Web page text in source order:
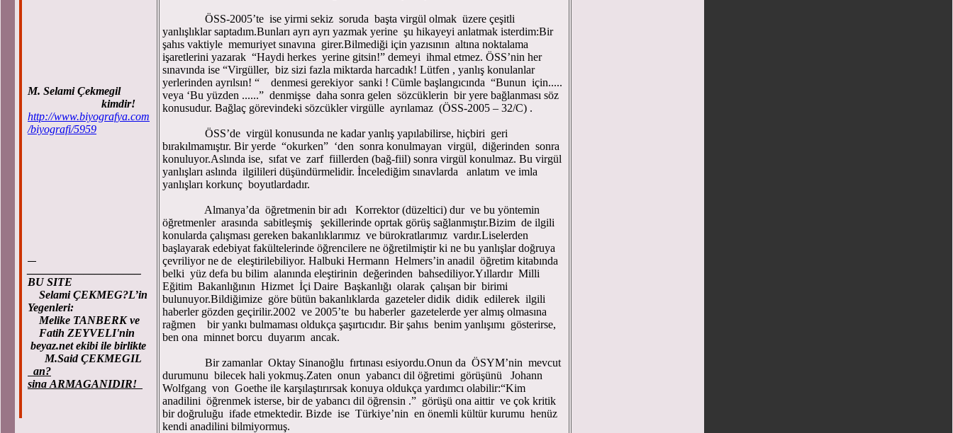
M. Selami Çekmegil
kimdir!
http://www.biyografya.com
/biyografi/5959
BU SITE
Selami ÇEKMEG?L’in
Yegenleri:
Melike TANBERK ve
Fatih ZEYVELI'nin
beyaz.net ekibi ile birlikte
M.Said ÇEKMEGIL
an?
sina ARMAGANIDIR!
ÖSS-2005’te ise yirmi sekiz soruda başta virgül olmak üzere çeşitli
yanlışlıklar saptadım.Bunları ayrı ayrı yazmak yerine şu hikayeyi anlatmak isterdim:Bir
şahıs vaktiyle memuriyet sınavına girer.Bilmediği için yazısının altına noktalama
işaretlerini yazarak “Haydi herkes yerine gitsin!” demeyi ihmal etmez. ÖSS’nin her
sınavında ise “Virgüller, biz sizi fazla miktarda harcadık! Lütfen , yanlış konulanlar
yerlerinden ayrılsın! “ denmesi gerekiyor sanki ! Cümle başlangıcında “Bunun için.....
veya ‘Bu yüzden ......” denmişse daha sonra gelen sözcüklerin bir yere bağlanması söz
konusudur. Bağlaç görevindeki sözcükler virgülle ayrılamaz (ÖSS-2005 – 32/C) .
ÖSS’de virgül konusunda ne kadar yanlış yapılabilirse, hiçbiri geri
bırakılmamıştır. Bir yerde “okurken” ‘den sonra konulmayan virgül, diğerinden sonra
konuluyor.Aslında ise, sıfat ve zarf fiillerden (bağ-fiil) sonra virgül konulmaz. Bu virgül
yanlışları aslında ilgilileri düşündürmelidir. İncelediğim sınavlarda anlatım ve imla
yanlışları korkunç boyutlardadır.
Almanya’da öğretmenin bir adı Korrektor (düzeltici) dur ve bu yöntemin
öğretmenler arasında sabitleşmiş şekillerinde oprtak görüş sağlanmıştır.Bizim de ilgili
konularda çalışması gereken bakanlıklarımız ve bürokratlarımız vardır.Liselerden
başlayarak edebiyat fakültelerinde öğrencilere ne öğretilmiştir ki ne bu yanlışlar doğruya
çevriliyor ne de eleştirilebiliyor. Halbuki Hermann Helmers’in anadil öğretim kitabında
belki yüz defa bu bilim alanında eleştirinin değerinden bahsediliyor.Yıllardır Milli
Eğitim Bakanlığının Hizmet İçi Daire Başkanlığı olarak çalışan bir birimi
bulunuyor.Bildiğimize göre bütün bakanlıklarda gazeteler didik didik edilerek ilgili
haberler gözden geçirilir.2002 ve 2005’te bu haberler gazetelerde yer almış olmasına
rağmen bir yankı bulmaması oldukça şaşırtıcıdır. Bir şahıs benim yanlışımı gösterirse,
ben ona minnet borcu duyarım ancak.
Bir zamanlar Oktay Sinanoğlu fırtınası esiyordu.Onun da ÖSYM’nin mevcut
durumunu bilecek hali yokmuş.Zaten onun yabancı dil öğretimi görüşünü Johann
Wolfgang von Goethe ile karşılaştırırsak konuya oldukça yardımcı olabilir:“Kim
anadilini öğrenmek isterse, bir de yabancı dil öğrensin .” görüşü ona aittir ve çok kritik
bir doğruluğu ifade etmektedir. Bizde ise Türkiye’nin en önemli kültür kurumu henüz
kendi anadilini bilmiyormuş.